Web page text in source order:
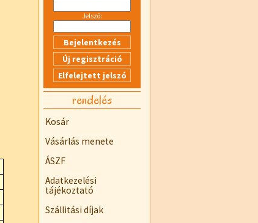
Jelszó:
rendelés
Kosár
Vásárlás menete
ÁSZF
Adatkezelési
tájékoztató
Szállitási díjak